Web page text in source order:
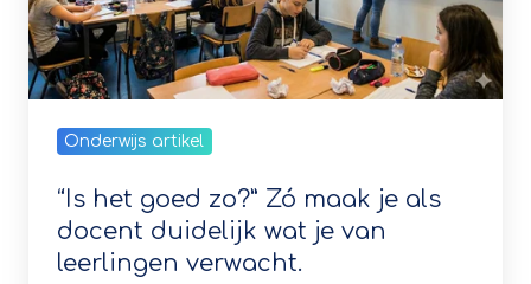
als
docent
duidelijk
van
leerlingen
verwacht.
Onderwijs artikel
“Is het goed zo?” Zó maak je als
docent duidelijk wat je van
leerlingen verwacht.
25 november 2025 05:25:59 CET